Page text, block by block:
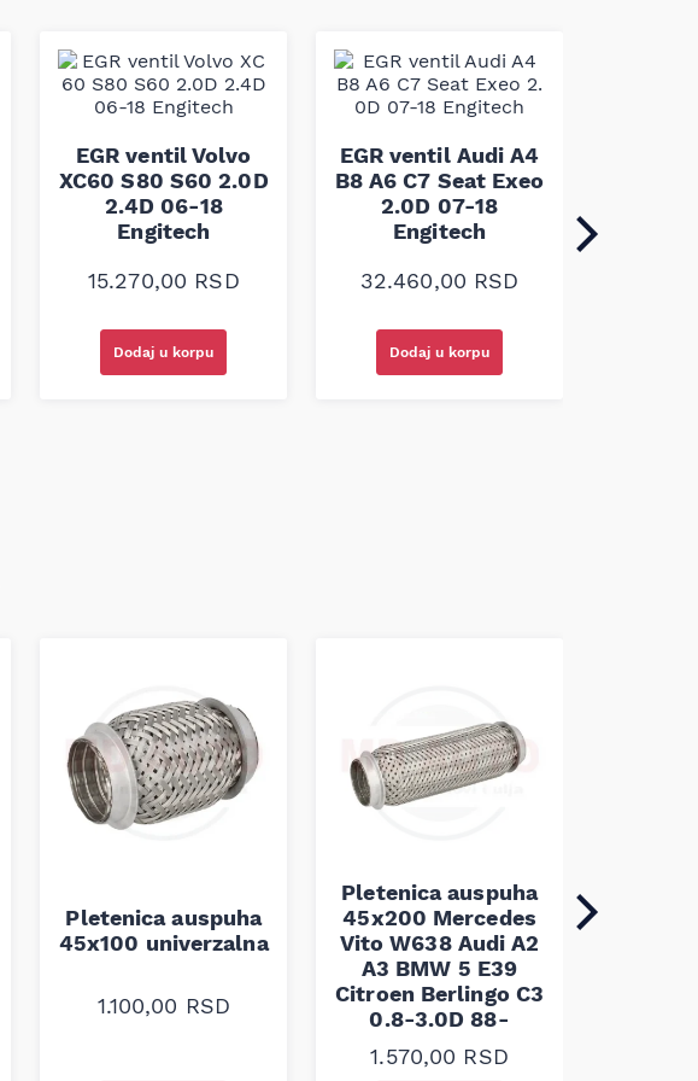
EGR ventil Volvo
XC60 S80 S60 2.0D
2.4D 06-18
Engitech
15.270,00 RSD
Dodaj u korpu
EGR ventil Audi A4
B8 A6 C7 Seat Exeo
2.0D 07-18
Engitech
32.460,00 RSD
Dodaj u korpu
Pletenica auspuha
45x100 univerzalna
1.100,00 RSD
Pletenica auspuha
45x200 Mercedes
Vito W638 Audi A2
A3 BMW 5 E39
Citroen Berlingo C3
0.8-3.0D 88-
1.570,00 RSD